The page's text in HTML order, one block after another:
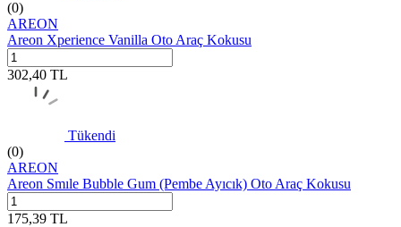
(0)
AREON
Areon Xperience Vanilla Oto Araç Kokusu
302,40 TL
Tükendi
(0)
AREON
Areon Smıle Bubble Gum (Pembe Ayıcık) Oto Araç Kokusu
175,39 TL